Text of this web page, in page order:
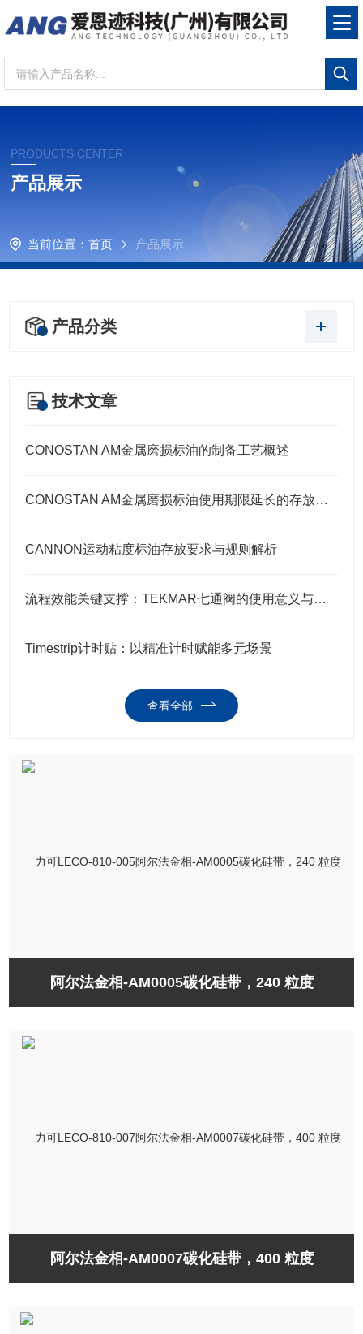
PRODUCTS CENTER
产品展示
当前位置： 首页 产品展示
产品分类
技术文章
CONOSTAN AM金属磨损标油的制备工艺概述
CONOSTAN AM金属磨损标油使用期限延长的存放要点
CANNON运动粘度标油存放要求与规则解析
流程效能关键支撑：TEKMAR七通阀的使用意义与核心要点
Timestrip计时贴：以精准计时赋能多元场景
查看全部
阿尔法金相-AM0005碳化硅带，240 粒度
阿尔法金相-AM0007碳化硅带，400 粒度